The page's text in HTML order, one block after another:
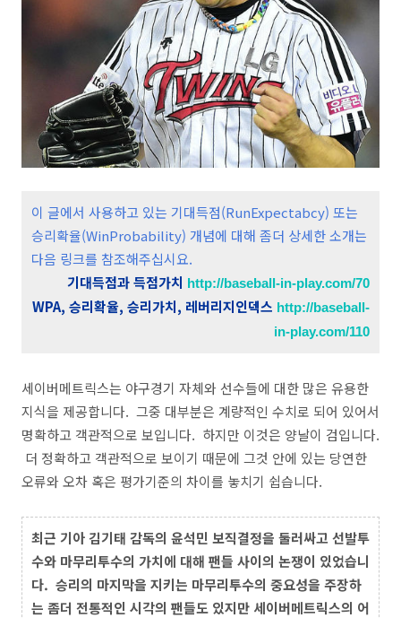
이 글에서 사용하고 있는 기대득점(RunExpectabcy) 또는
승리확율(WinProbability) 개념에 대해 좀더 상세한 소개는
다음 링크를 참조해주십시요.
기대득점과 득점가치 http://baseball-in-play.com/70
WPA, 승리확율, 승리가치, 레버리지인덱스 http://baseball-
in-play.com/110
세이버메트릭스는 야구경기 자체와 선수들에 대한 많은 유용한
지식을 제공합니다. 그중 대부분은 계량적인 수치로 되어 있어서
명확하고 객관적으로 보입니다. 하지만 이것은 양날이 검입니다.
더 정확하고 객관적으로 보이기 때문에 그것 안에 있는 당연한
오류와 오차 혹은 평가기준의 차이를 놓치기 쉽습니다.
최근 기아 김기태 감독의 윤석민 보직결정을 둘러싸고 선발투
수와 마무리투수의 가치에 대해 팬들 사이의 논쟁이 있었습니
다. 승리의 마지막을 지키는 마무리투수의 중요성을 주장하
는 좀더 전통적인 시각의 팬들도 있지만 세이버메트릭스의 어